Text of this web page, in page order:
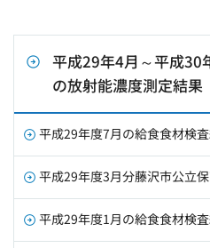
平成29年4月～平成30
の放射能濃度測定結果
平成29年度7月の給食食材検
平成29年度3月分藤沢市公立
平成29年度1月の給食食材検